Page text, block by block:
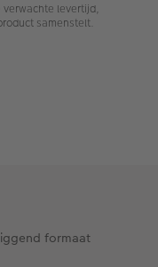
verwachte levertijd,
samenstelt.
formaat